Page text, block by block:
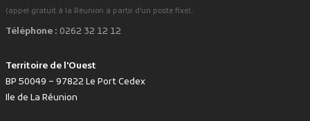
(appel gratuit à la Réunion à partir d'un poste fixe).
Téléphone : 0262 32 12 12
Territoire de l'Ouest
BP 50049 – 97822 Le Port Cedex
Ile de La Réunion